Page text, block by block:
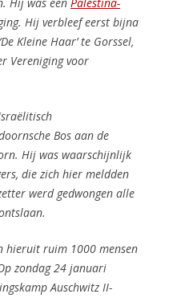
Hij verbleef eerst bijna
Kleine Haar’ te Gorssel,
Vereniging voor
Bos aan de
Hij was waarschijnlijk
die zich hier meldden
werd gedwongen alle
hieruit ruim 1000 mensen
zondag 24 januari
Auschwitz II-